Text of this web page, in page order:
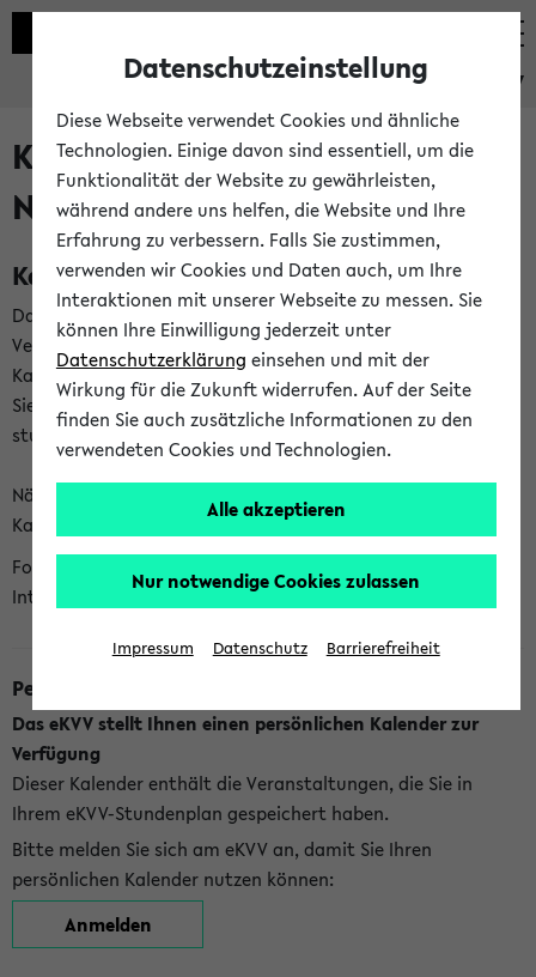
eKVV
Kalenderintegration und
Newsfeeds
Kalenderintegration
Das eKVV bietet Ihnen die Möglichkeit,
Veranstaltungstermine in eine Vielzahl von
Kalenderanwendungen einzubinden. Auf diese Weise können
Sie einen gemeinsamen Überblick über Ihre privaten und
studienbezogenen Termine erhalten.
Näheres zu Vorteilen und Funktionsweise der
Kalenderintegration können Sie auf unserer
Folgende Kalender bietet Ihnen das eKVV derzeit zur
Integration an:
Persönlicher Kalender
Das eKVV stellt Ihnen einen persönlichen Kalender zur
Verfügung
Dieser Kalender enthält die Veranstaltungen, die Sie in
Ihrem eKVV-Stundenplan gespeichert haben.
Bitte melden Sie sich am eKVV an, damit Sie Ihren
persönlichen Kalender nutzen können:
Anmelden
Datenschutzeinstellung
Diese Webseite verwendet Cookies und ähnliche
Technologien. Einige davon sind essentiell, um die
Funktionalität der Website zu gewährleisten,
während andere uns helfen, die Website und Ihre
Erfahrung zu verbessern. Falls Sie zustimmen,
verwenden wir Cookies und Daten auch, um Ihre
Interaktionen mit unserer Webseite zu messen. Sie
können Ihre Einwilligung jederzeit unter
Datenschutzerklärung einsehen und mit der
Wirkung für die Zukunft widerrufen. Auf der Seite
finden Sie auch zusätzliche Informationen zu den
verwendeten Cookies und Technologien.
Alle akzeptieren
Nur notwendige Cookies zulassen
Impressum Datenschutz Barrierefreiheit